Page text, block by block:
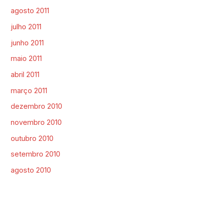
agosto 2011
julho 2011
junho 2011
maio 2011
abril 2011
março 2011
dezembro 2010
novembro 2010
outubro 2010
setembro 2010
agosto 2010